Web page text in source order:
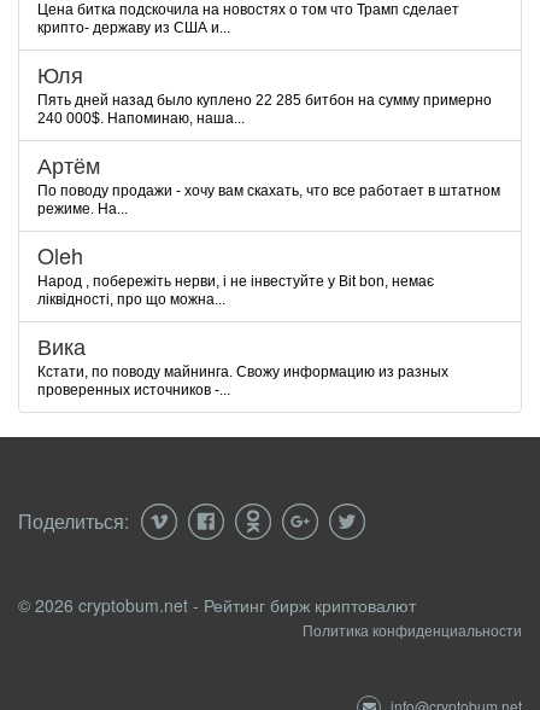
Цена битка подскочила на новостях о том что Трамп сделает
крипто- державу из США и...
Юля
Пять дней назад было куплено 22 285 битбон на сумму примерно
240 000$. Напоминаю, наша...
Артём
По поводу продажи - хочу вам скахать, что все работает в штатном
режиме. На...
Oleh
Народ , побережіть нерви, і не інвестуйте у Bit bon, немає
ліквідності, про що можна...
Вика
Кстати, по поводу майнинга. Свожу информацию из разных
проверенных источников -...
Поделиться:
© 2026 cryptobum.net - Рейтинг бирж криптовалют
Политика конфиденциальности
info@cryptobum.net